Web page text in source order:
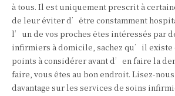
à tous. Il est uniquement prescrit à
de leur éviter d’être constamment
l’un de vos proches êtes intéressés par
infirmiers à domicile, sachez qu’il existe
points à considérer avant d’en faire la
faire, vous êtes au bon endroit. Lisez-
davantage sur les services de soins